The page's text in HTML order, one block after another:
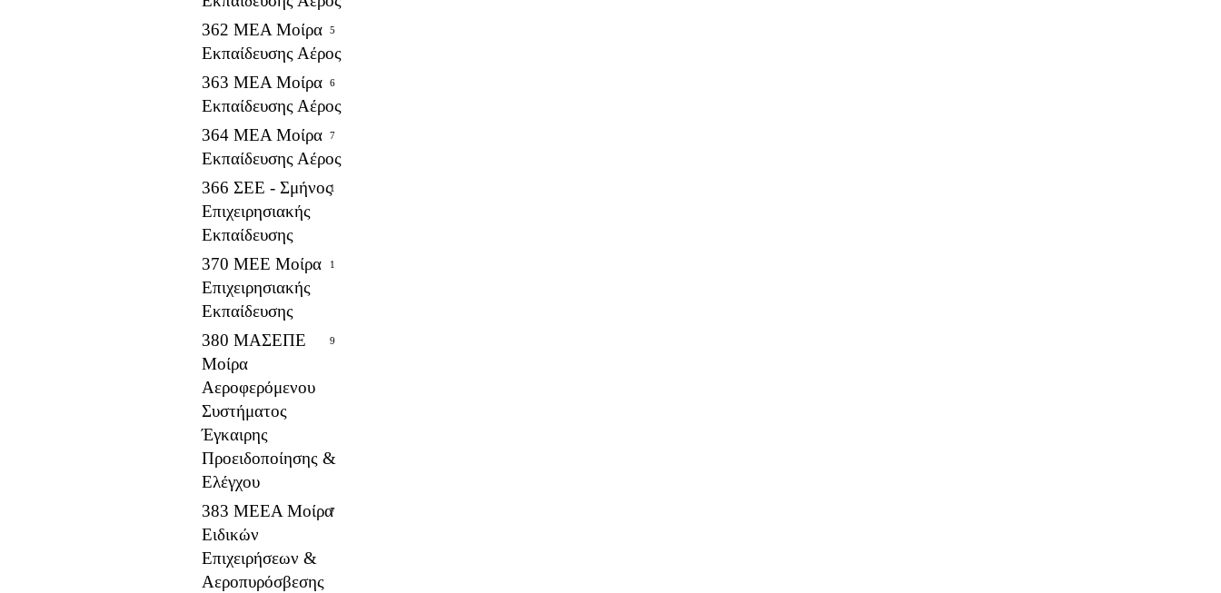
362 ΜΕΑ Μοίρα
Εκπαίδευσης Αέρος
5
363 ΜΕΑ Μοίρα
Εκπαίδευσης Αέρος
6
364 ΜΕΑ Μοίρα
Εκπαίδευσης Αέρος
7
366 ΣΕΕ - Σμήνος
Επιχειρησιακής
Εκπαίδευσης
1
370 ΜΕΕ Μοίρα
Επιχειρησιακής
Εκπαίδευσης
1
380 ΜΑΣΕΠΕ
Μοίρα
Αεροφερόμενου
Συστήματος
Έγκαιρης
Προειδοποίησης &
Ελέγχου
9
383 ΜΕΕΑ Μοίρα
Ειδικών
Επιχειρήσεων &
Αεροπυρόσβεσης
7